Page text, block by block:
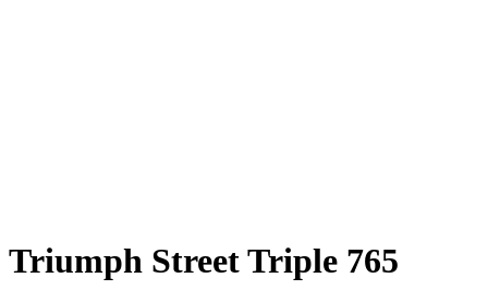
Triumph Street Triple 765